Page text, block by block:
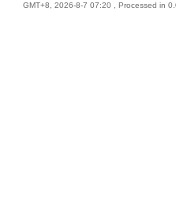
GMT+8, 2026-8-7 07:20 , Processed in